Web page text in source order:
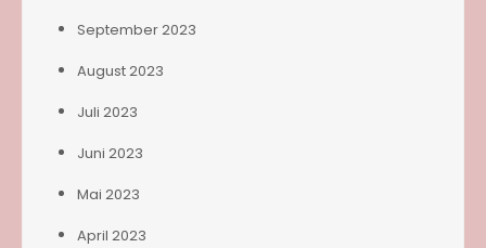
September 2023
August 2023
Juli 2023
Juni 2023
Mai 2023
April 2023